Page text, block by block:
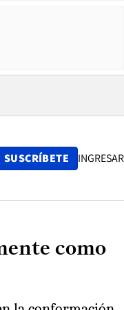
SUSCRÍBETE INGRESAR
como